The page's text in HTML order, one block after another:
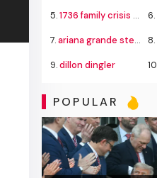
5.1736 family crisis center ceo pay 6.
7.ariana grande stepping back 8.
9.dillon dingler 10.
POPULAR